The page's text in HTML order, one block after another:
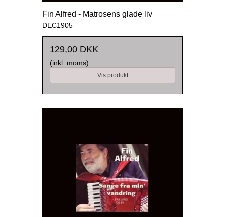
Fin Alfred - Matrosens glade liv
DEC1905
129,00 DKK
(inkl. moms)
Vis produkt